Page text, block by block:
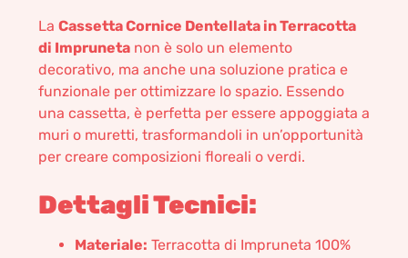
La Cassetta Cornice Dentellata in Terracotta
di Impruneta non è solo un elemento
decorativo, ma anche una soluzione pratica e
funzionale per ottimizzare lo spazio. Essendo
una cassetta, è perfetta per essere appoggiata a
muri o muretti, trasformandoli in un’opportunità
per creare composizioni floreali o verdi.
Dettagli Tecnici:
Materiale: Terracotta di Impruneta 100%